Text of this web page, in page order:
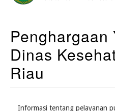
Main
Navigation
Penghargaan
Dinas
Riau
Informasi tentang pelayanan